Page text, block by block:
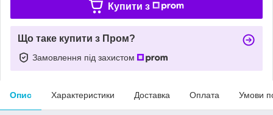
Купити з
Що таке купити з Пром?
Замовлення під захистом
Опис Характеристики Доставка Оплата Умови